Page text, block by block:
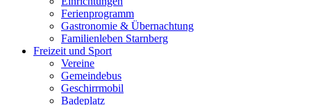
Ferienprogramm
Gastronomie & Übernachtung
Familienleben Starnberg
Freizeit und Sport
Vereine
Gemeindebus
Geschirrmobil
Badeplatz